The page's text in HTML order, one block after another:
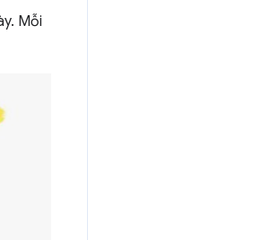
Mỗi